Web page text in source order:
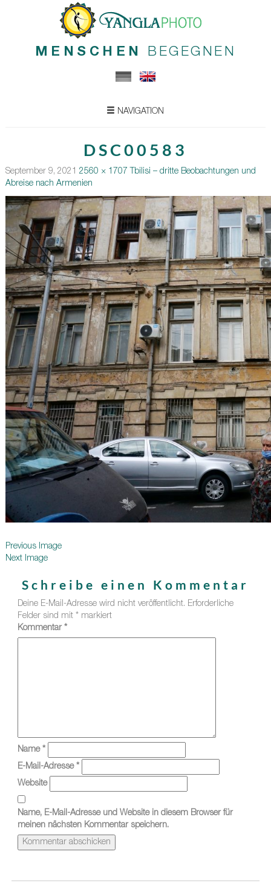
MENSCHEN BEGEGNEN
NAVIGATION
DSC00583
September 9, 2021 2560 × 1707
Tbilisi – dritte Beobachtungen und
Abreise nach Armenien
Previous Image
Next Image
Schreibe einen Kommentar
Deine E-Mail-Adresse wird nicht veröffentlicht. Erforderliche
Felder sind mit * markiert
Kommentar *
Name *
E-Mail-Adresse *
Website
Name, E-Mail-Adresse und Website in diesem Browser für
meinen nächsten Kommentar speichern.